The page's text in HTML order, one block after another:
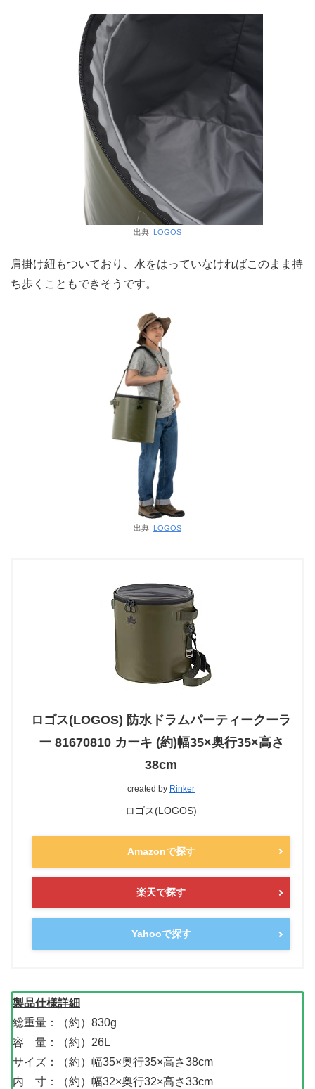
出典: LOGOS
肩掛け紐もついており、水をはっていなければこのまま持
ち歩くこともできそうです。
出典: LOGOS
ロゴス(LOGOS) 防水ドラムパーティークーラ
ー 81670810 カーキ (約)幅35×奥行35×高さ
38cm
created by Rinker
ロゴス(LOGOS)
Amazonで探す
楽天で探す
Yahooで探す
製品仕様詳細
総重量：（約）830g
容 量：（約）26L
サイズ：（約）幅35×奥行35×高さ38cm
内 寸：（約）幅32×奥行32×高さ33cm